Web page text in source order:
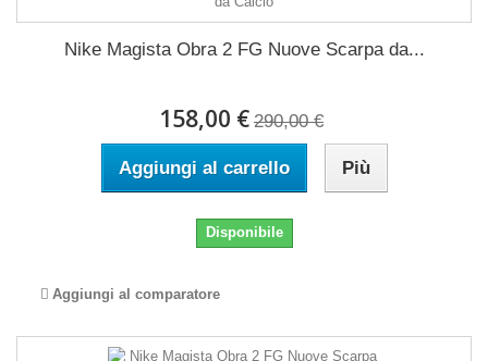
Nike Magista Obra 2 FG Nuove Scarpa da...
158,00 € 290,00 €
Aggiungi al carrello Più
Disponibile
Aggiungi al comparatore